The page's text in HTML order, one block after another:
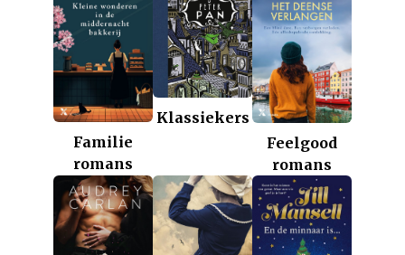
Familie
romans
Klassiekers
Feelgood
romans